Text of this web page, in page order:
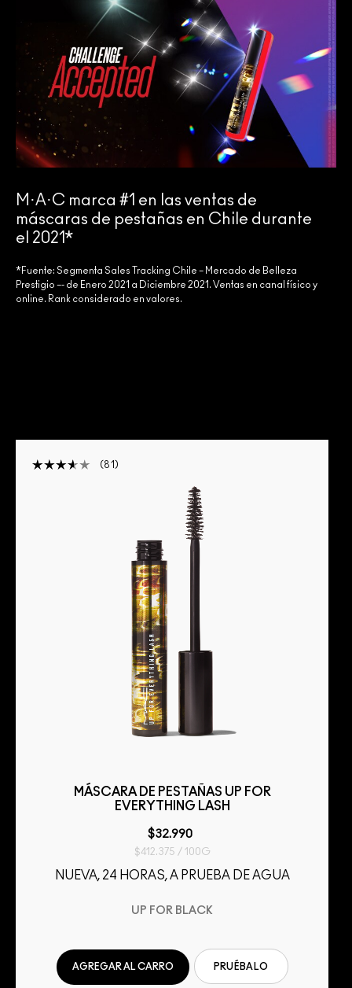
M·A·C marca #1 en las ventas de
máscaras de pestañas en Chile durante
el 2021*
*Fuente: Segmenta Sales Tracking Chile – Mercado de Belleza
Prestigio –- de Enero 2021 a Diciembre 2021. Ventas en canal físico y
online. Rank considerado en valores.
81
MÁSCARA DE PESTAÑAS UP FOR
EVERYTHING LASH
$32.990
$412.375 / 100G
NUEVA, 24 HORAS, A PRUEBA DE AGUA
UP FOR BLACK
AGREGAR AL CARRO PRUÉBALO